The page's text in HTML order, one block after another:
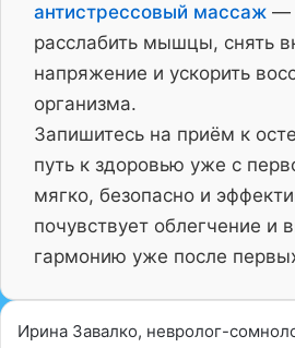
антистрессовый массаж —
расслабить мышцы, снять
напряжение и ускорить
организма.
Запишитесь на приём к
путь к здоровью уже с
мягко, безопасно и
почувствует облегчение и
гармонию уже после
Ирина Завалко, невролог-